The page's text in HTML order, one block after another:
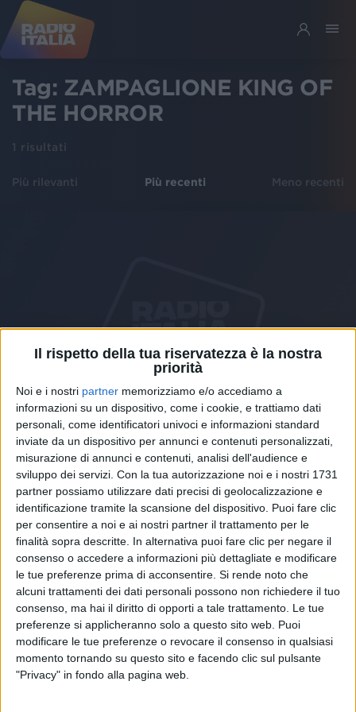
Il rispetto della tua riservatezza è la nostra
priorità
Noi e i nostri partner memorizziamo e/o accediamo a
informazioni su un dispositivo, come i cookie, e trattiamo dati
personali, come identificatori univoci e informazioni standard
inviate da un dispositivo per annunci e contenuti personalizzati,
misurazione di annunci e contenuti, analisi dell'audience e
sviluppo dei servizi. Con la tua autorizzazione noi e i nostri 1731
partner possiamo utilizzare dati precisi di geolocalizzazione e
identificazione tramite la scansione del dispositivo. Puoi fare clic
per consentire a noi e ai nostri partner il trattamento per le
finalità sopra descritte. In alternativa puoi fare clic per negare il
consenso o accedere a informazioni più dettagliate e modificare
le tue preferenze prima di acconsentire. Si rende noto che
alcuni trattamenti dei dati personali possono non richiedere il tuo
consenso, ma hai il diritto di opporti a tale trattamento. Le tue
preferenze si applicheranno solo a questo sito web. Puoi
modificare le tue preferenze o revocare il consenso in qualsiasi
momento tornando su questo sito e facendo clic sul pulsante
"Privacy" in fondo alla pagina web.
Tag: ZAMPAGLIONE KING OF
THE HORROR
1 risultati
Più rilevanti Più recenti Meno recenti
NEWS 13 lug 2020
Tiromancino: il cinema, la boxe e gli
allenamenti con Noemi
Ritirerà il premio “King of the horror”
Chi siamo